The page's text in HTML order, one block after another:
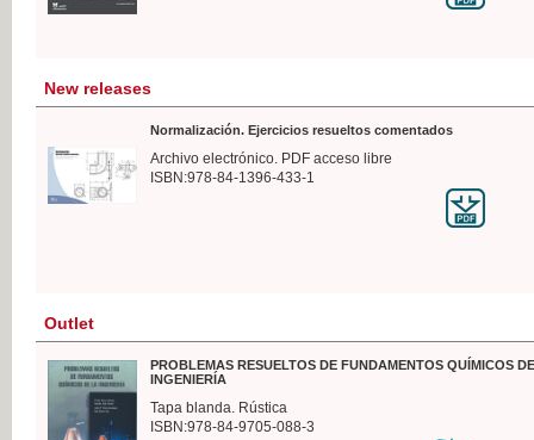
New releases
Normalización. Ejercicios resueltos comentados
Archivo electrónico. PDF acceso libre
ISBN:978-84-1396-433-1
Outlet
PROBLEMAS RESUELTOS DE FUNDAMENTOS QUÍMICOS
INGENIERÍA
Tapa blanda. Rústica
ISBN:978-84-9705-088-3